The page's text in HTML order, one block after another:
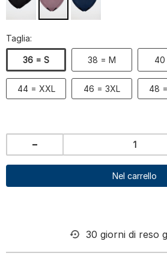
Taglia:
36 = S 38 = M 40
44 = XXL 46 = 3XL 48
-
Nel carrello
30 giorni di reso